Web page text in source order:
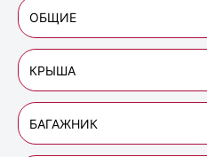
ОБЩИЕ
КРЫША
БАГАЖНИК